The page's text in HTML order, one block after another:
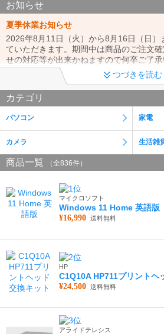
お知らせ
夏季休業お知らせ
2026年8月11日（火）から8月16日（日）
ていただきます。期間中は商品のご注文
せの対応等が出来かねますので何卒ご了
致します。
◆クレジットカード不正利用対策につきま
昨今のクレジットカード決済でのなりす
レジット決済でのご注文の際はご本人様利
場合がございます。お電話番号をお間違
す。
オフィスでの営業時間のお知らせ
営業時間》■10：00～16:00※こちらの時間
承ることができません。メールにてご連絡
致します
つづきを読む
カテゴリ
パソコン 家電
カメラ 生活雑
商品一覧 （全836件）
マイクロソフト
Windows 11 Home 英語版
¥16,990 送料無料
HP
C1Q10A HP711プリントヘ
¥24,500 送料無料
アライドテレシス